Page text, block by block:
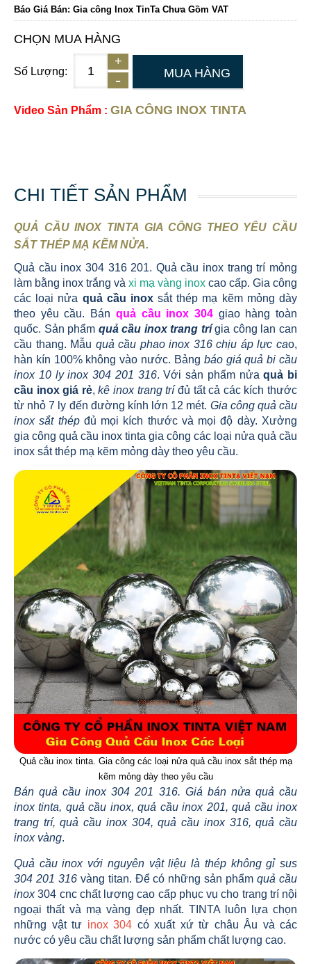
Báo Giá Bán: Gia công Inox TinTa Chưa Gồm VAT
CHỌN MUA HÀNG
Số Lượng: MUA HÀNG
Video Sản Phẩm : GIA CÔNG INOX TINTA
CHI TIẾT SẢN PHẨM
QUẢ CẦU INOX TINTA GIA CÔNG THEO YÊU CẦU
SẮT THÉP MẠ KẼM NỬA.
Quả cầu inox 304 316 201. Quả cầu inox trang trí mỏng
làm bằng inox trắng và xi mạ vàng inox cao cấp. Gia công
các loại nửa quả cầu inoxsắt thép mạ kẽm mỏng dày
theo yêu cầu. Bán quả cầu inox 304giao hàng toàn
quốc. Sản phẩm quả cầu inox trang trígia công lan can
cầu thang. Mẫu quả cầu phao inox 316 chịu áp lực cao,
hàn kín 100% không vào nước. Bảng báo giá quả bi cầu
inox 10 ly inox 304 201 316. Với sản phẩm nửaquả bi
cầu inox giá rẻ,kê inox trang tríđủ tất cả các kích thước
từ nhỏ 7 ly đến đường kính lớn 12 mét. Gia công quả cầu
inox sắt thépđủ mọi kích thước và mọi độ dày. Xưởng
gia công quả cầu inox tinta gia công các loại nửa quả cầu
inox sắt thép mạ kẽm mỏng dày theo yêu cầu.
Quả cầu inox tinta. Gia công các loại nửa quả cầu inox sắt thép mạ
kẽm mỏng dày theo yêu cầu
Bán quả cầu inox 304 201 316. Giá bán nửa quả cầu
inox tinta, quả cầu inox, quả cầu inox 201, quả cầu inox
trang trí, quả cầu inox 304, quả cầu inox 316, quả cầu
inox vàng.
Quả cầu inox với nguyên vật liệu là thép không gỉ sus
304 201 316vàng titan. Để có những sản phẩmquả cầu
inox304 cnc chất lượng cao cấp phục vụ cho trang trí nội
ngoại thất và mạ vàng đẹp nhất. TINTA luôn lựa chọn
những vật tư inox 304 có xuất xứ từ châu Âu và các
nước có yêu cầu chất lượng sản phẩm chất lượng cao.